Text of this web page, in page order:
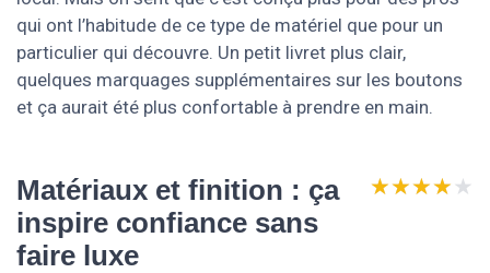
qui ont l’habitude de ce type de matériel que pour un
particulier qui découvre. Un petit livret plus clair,
quelques marquages supplémentaires sur les boutons
et ça aurait été plus confortable à prendre en main.
Matériaux et finition : ça
inspire confiance sans
faire luxe
★★★★★
★★★★★